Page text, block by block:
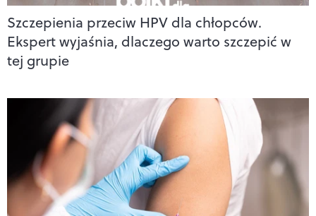
Szczepienia przeciw HPV dla chłopców.
Ekspert wyjaśnia, dlaczego warto szczepić w
tej grupie